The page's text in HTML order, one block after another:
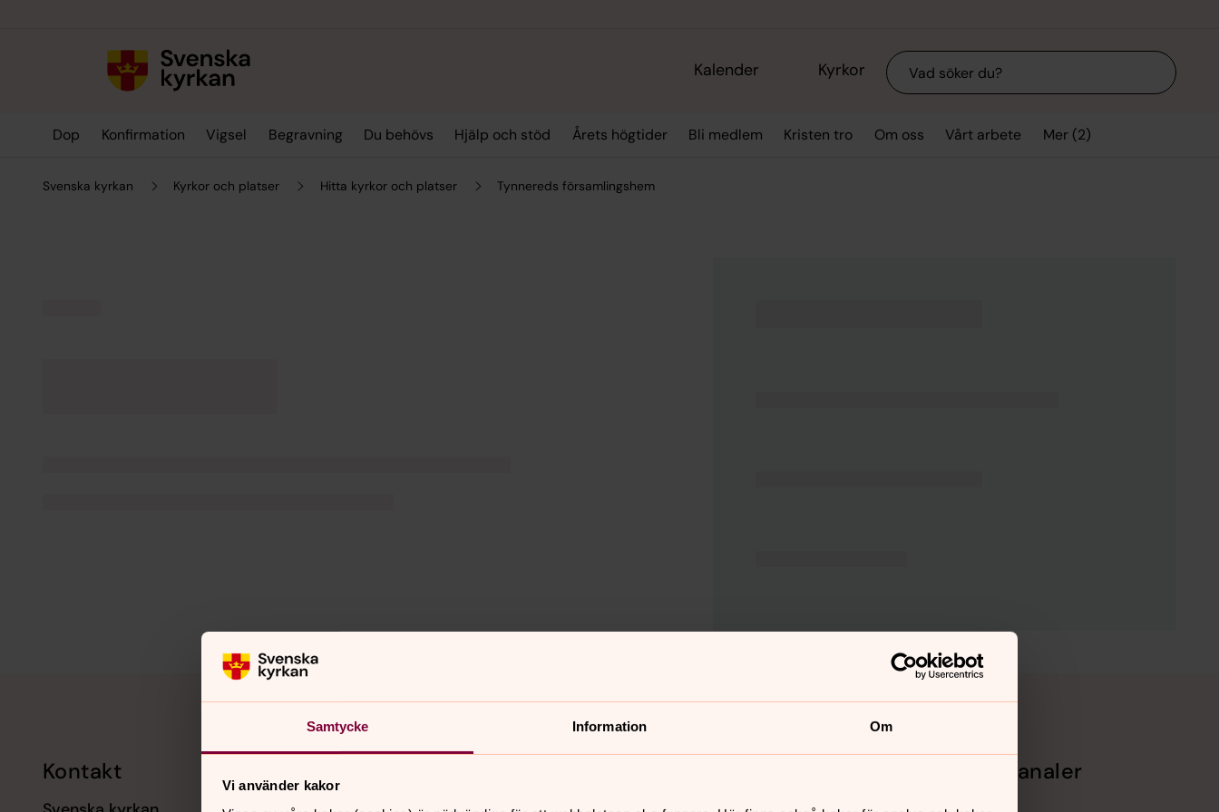
Samtycke Information Om
Vi använder kakor
Kalender Kyrkor Sök
Dop Konfirmation Vigsel Begravning Du behövs Hjälp och stöd Årets högtider Bli medlem Kristen tro Om oss Vårt arbete Mer (2)
Svenska kyrkan Kyrkor och platser Hitta kyrkor och platser Tynnereds församlingshem
Kontakt Sociala kanaler